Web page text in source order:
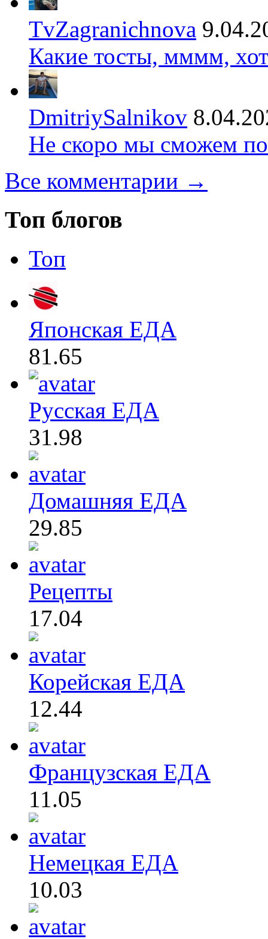
TvZagranichnova
Какие тосты, мммм,
DmitriySalnikov
Не скоро мы сможем
Все комментарии →
Топ блогов
Топ
Японская ЕДА
81.65
Русская ЕДА
31.98
Домашняя ЕДА
29.85
Рецепты
17.04
Корейская ЕДА
12.44
Французская ЕДА
11.05
Немецкая ЕДА
10.03